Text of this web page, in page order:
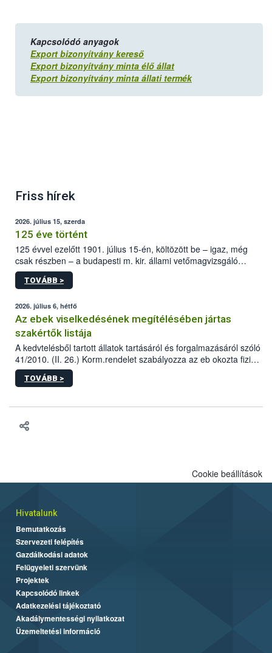
Kapcsolódó anyagok
Export bizonyítvány kereső
Export bizonyítvány minta élő állat
Export bizonyítvány minta állati termék
Friss hírek
2026. július 15, szerda
125 éve történt
125 évvel ezelőtt 1901. július 15-én, költözött be – igaz, még
csak részben – a budapesti m. kir. állami vetőmagvizsgáló
állomás a Kis Rókus utca 15. szám alatti, Czigler Győző által
tervezett új épületébe.
TOVÁBB >
2026. július 6, hétfő
Az ebek viselkedésének megítélésében jártas
szakértők listája
A kedvtelésből tartott állatok tartásáról és forgalmazásáról szóló
41/2010. (II. 26.) Korm.rendelet szabályozza az eb okozta fizikai
sérülés, illetve ennek veszélye keletkezésekor felmerülő
hatósági feladatokat, valamint a veszélyes eb tartását és annak
vonni az ebek viselkedésének megítélésében jártas szakértőt.
TOVÁBB >
Cookie beállítások
Hivatalunk
Bemutatkozás
Szervezeti felépítés
Gazdálkodási adatok
Felügyeleti szervünk
Projektek
Kapcsolódó linkek
Adatkezelési tájékoztató
Akadálymentességi nyilatkozat
Üzemeltetési információ